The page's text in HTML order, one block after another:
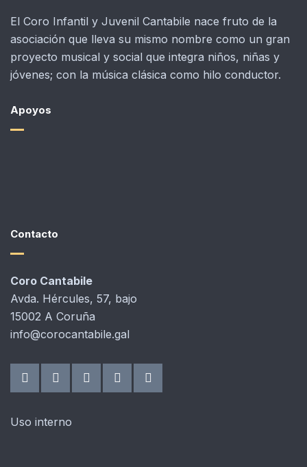
El Coro Infantil y Juvenil Cantabile nace fruto de la
asociación que lleva su mismo nombre como un gran
proyecto musical y social que integra niños, niñas y
jóvenes; con la música clásica como hilo conductor.
Apoyos
Contacto
Coro Cantabile
Avda. Hércules, 57, bajo
15002 A Coruña
info@corocantabile.gal
Uso interno